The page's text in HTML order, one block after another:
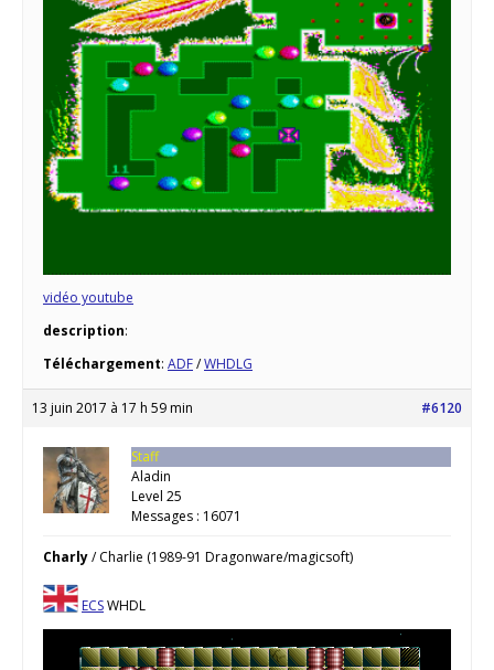
vidéo youtube
description:
Téléchargement: ADF/WHDLG
13 juin 2017 à 17 h 59 min #6120
Staff
Aladin
Level 25
Messages : 16071
Charly/ Charlie (1989-91 Dragonware/magicsoft)
ECSWHDL